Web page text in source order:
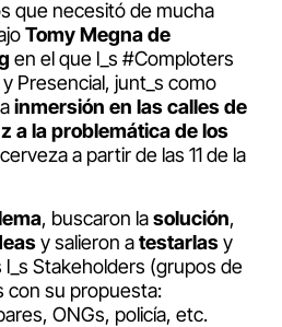
que necesitó de mucha
Tomy Megna de
en el que l_s #Comploters
Presencial, junt_s como
inmersión en las calles de
a la problemática de los
a partir de las 11 de la
, buscaron lasolución,
y salieron atestarlasy
l_s Stakeholders (grupos de
con su propuesta:
ONGs, policía, etc.